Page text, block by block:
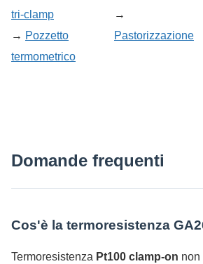
tri-clamp
→ Pozzetto
termometrico
→
Pastorizzazione
Domande frequenti
Cos'è la termoresistenza
Termoresistenza Pt100 clamp-on non